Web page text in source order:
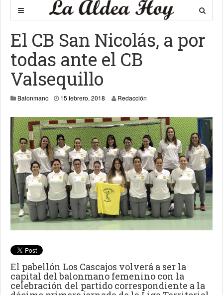
El CB San Nicolás, a por
todas ante el CB
Valsequillo
Balonmano 15 febrero, 2018 16 febrero, 2018
Redacción
El pabellón Los Cascajos volverá a ser la
capital del balonmano femenino con la
celebración del partido correspondiente a la